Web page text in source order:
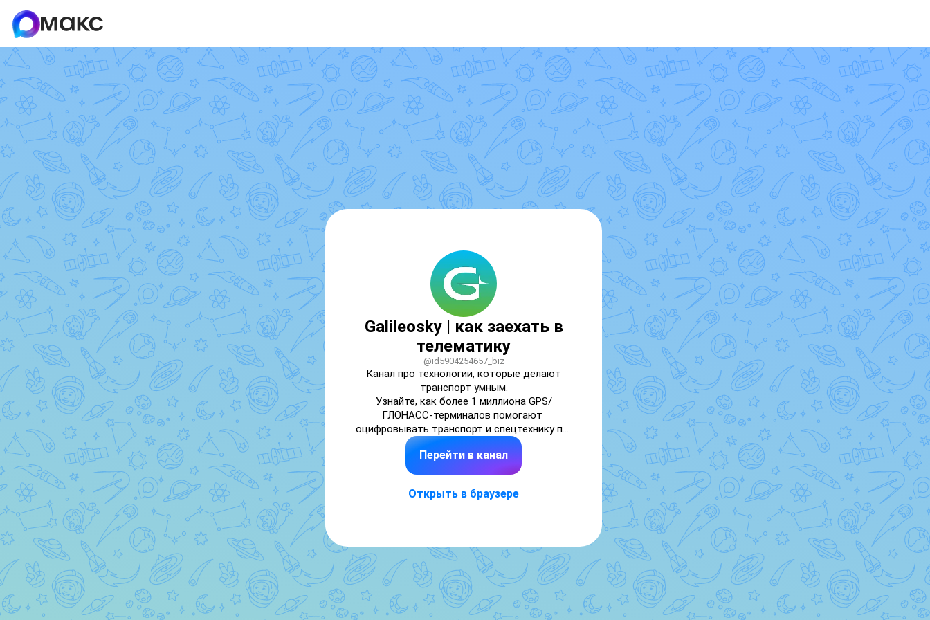
Galileosky | как заехать в
телематику
@id5904254657_biz
Канал про технологии, которые делают
транспорт умным.
Узнайте, как более 1 миллиона GPS/
ГЛОНАСС-терминалов помогают
оцифровывать транспорт и спецтехнику по
всему миру.
Подробнее на galileosky.ru
Техподдержка: support@galileosky.ru
Перейти в канал
Открыть в браузере